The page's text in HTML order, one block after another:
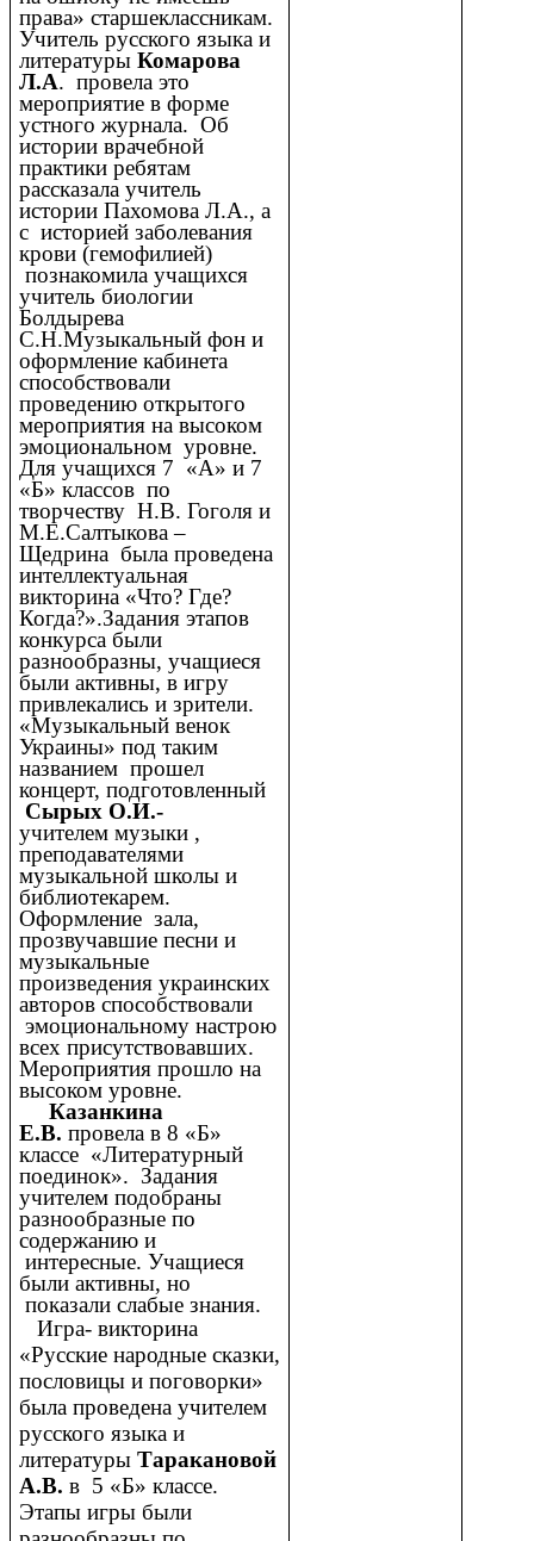
права» старшеклассникам.
Учитель русского языка и
литературы Комарова
Л.А. провела это
мероприятие в форме
устного журнала. Об
истории врачебной
практики ребятам
рассказала учитель
истории Пахомова Л.А., а
с историей заболевания
крови (гемофилией)
познакомила учащихся
учитель биологии
Болдырева
С.Н.Музыкальный фон и
оформление кабинета
способствовали
проведению открытого
мероприятия на высоком
эмоциональном уровне.
Для учащихся 7 «А» и 7
«Б» классов по
творчеству Н.В. Гоголя и
М.Е.Салтыкова –
Щедрина была проведена
интеллектуальная
викторина «Что? Где?
Когда?».Задания этапов
конкурса были
разнообразны, учащиеся
были активны, в игру
привлекались и зрители.
«Музыкальный венок
Украины» под таким
названием прошел
концерт, подготовленный
Сырых О.И.-
учителем музыки ,
преподавателями
музыкальной школы и
библиотекарем.
Оформление зала,
прозвучавшие песни и
музыкальные
произведения украинских
авторов способствовали
эмоциональному настрою
всех присутствовавших.
Мероприятия прошло на
высоком уровне.
Казанкина
Е.В. провела в 8 «Б»
классе «Литературный
поединок». Задания
учителем подобраны
разнообразные по
содержанию и
интересные. Учащиеся
были активны, но
показали слабые знания.
Игра- викторина
«Русские народные сказки,
пословицы и поговорки»
была проведена учителем
русского языка и
литературы Таракановой
А.В. в 5 «Б» классе.
Этапы игры были